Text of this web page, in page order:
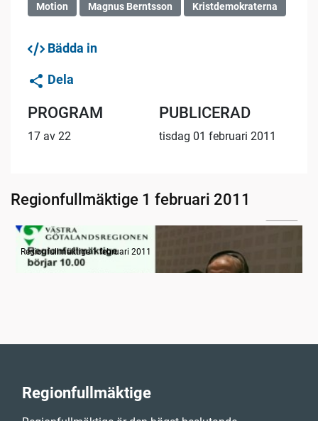
Motion Magnus Berntsson Kristdemokraterna
Bädda in
Dela
PROGRAM
17 av 22
PUBLICERAD
tisdag 01 februari 2011
Regionfullmäktige 1 februari 2011
Information
Regionfullmäktige 1 februari 2011
Regionfullmäktige